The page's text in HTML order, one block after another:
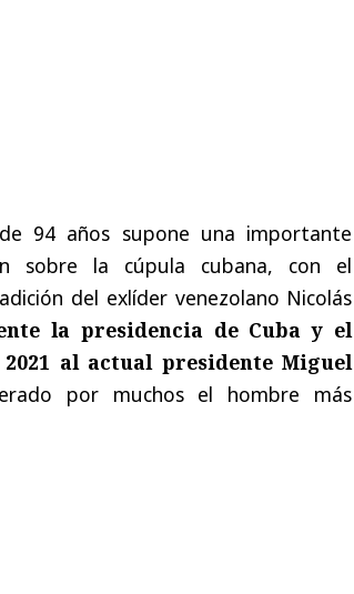
94 años supone una importante
sobre la cúpula cubana, con el
del exlíder venezolano Nicolás
la presidencia de Cuba y el
al actual presidente Miguel
por muchos el hombre más